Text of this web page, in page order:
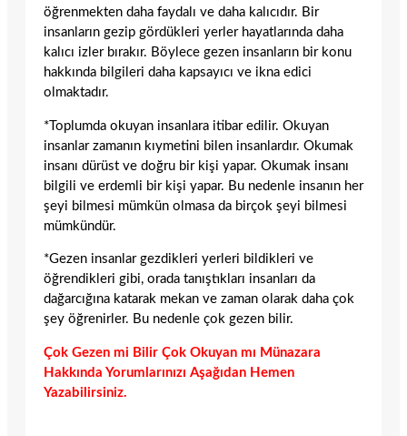
öğrenmekten daha faydalı ve daha kalıcıdır. Bir
insanların gezip gördükleri yerler hayatlarında daha
kalıcı izler bırakır. Böylece gezen insanların bir konu
hakkında bilgileri daha kapsayıcı ve ikna edici
olmaktadır.
*Toplumda okuyan insanlara itibar edilir. Okuyan
insanlar zamanın kıymetini bilen insanlardır. Okumak
insanı dürüst ve doğru bir kişi yapar. Okumak insanı
bilgili ve erdemli bir kişi yapar. Bu nedenle insanın her
şeyi bilmesi mümkün olmasa da birçok şeyi bilmesi
mümkündür.
*Gezen insanlar gezdikleri yerleri bildikleri ve
öğrendikleri gibi, orada tanıştıkları insanları da
dağarcığına katarak mekan ve zaman olarak daha çok
şey öğrenirler. Bu nedenle çok gezen bilir.
Çok Gezen mi Bilir Çok Okuyan mı Münazara
Hakkında Yorumlarınızı Aşağıdan Hemen
Yazabilirsiniz.